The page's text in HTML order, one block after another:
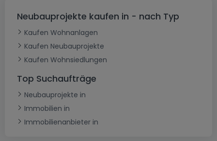
Neubauprojekte kaufen in - nach Typ
Kaufen Wohnanlagen
Kaufen Neubauprojekte
Kaufen Wohnsiedlungen
Top Suchaufträge
Neubauprojekte in
Immobilien in
Immobilienanbieter in